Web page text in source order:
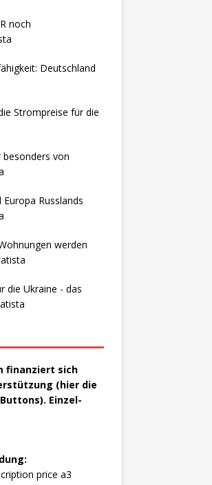
finanziert sich
(hier die
Einzel-
price a3